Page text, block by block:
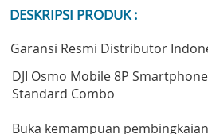
DESKRIPSI PRODUK :
Garansi Resmi Distributor
DJI Osmo Mobile 8P
Standard Combo
Buka kemampuan